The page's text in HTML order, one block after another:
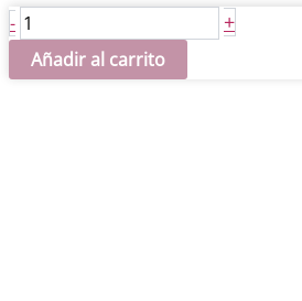
- Talla
espigada
cantidad
+
Añadir al carrito